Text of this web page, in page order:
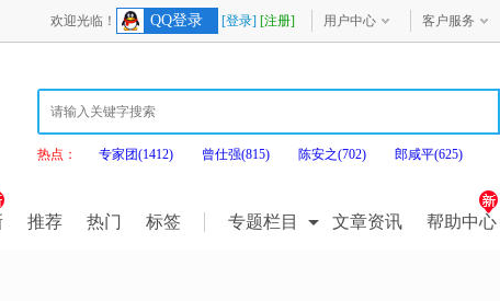
欢迎光临！ QQ登录 [登录] [注册] 用户中心 客户服务
热点： 专家团(1412) 曾仕强(815) 陈安之(702) 郎咸平(625)
推荐 热门 标签 专题栏目 文章资讯 帮助中心